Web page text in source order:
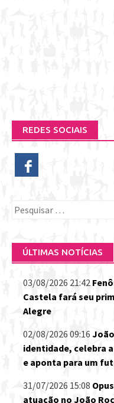
REDES SOCIAIS
Pesquisar
ÚLTIMAS NOTÍCIAS
03/08/2026 21:42
Castela fará seu
Alegre
02/08/2026 09:16
identidade, celebra
e aponta para um
31/07/2026 15:08
atuação no João